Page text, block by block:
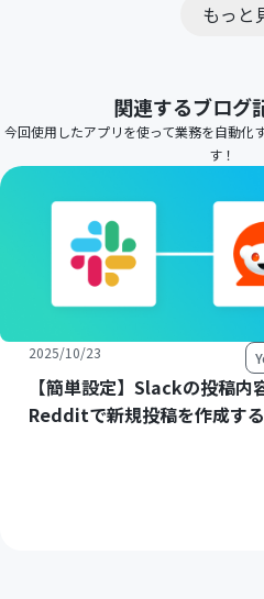
もっと
関連するブログ
今回使用したアプリを使って業務を自動化
す！
2025/10/23
【簡単設定】Slackの投稿内
Redditで新規投稿を作成す